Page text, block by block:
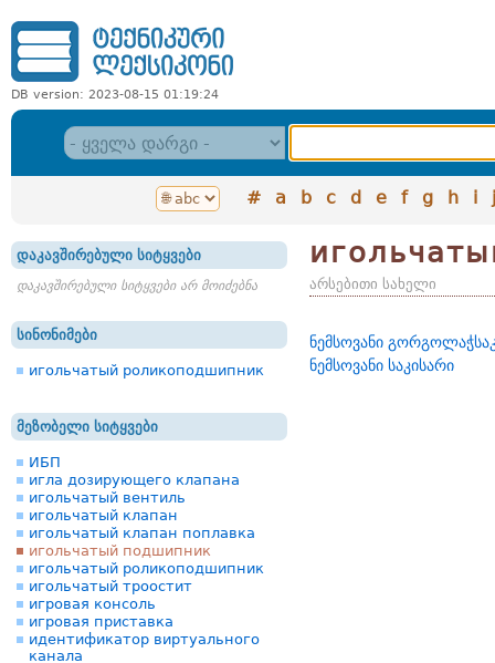
DB version: 2023-08-15 01:19:24
# a b c d e f g h i j
დაკავშირებული სიტყვები
დაკავშირებული სიტყვები არ მოიძებნა
სინონიმები
игольчатый роликоподшипник
მეზობელი სიტყვები
ИБП
игла дозирующего клапана
игольчатый вентиль
игольчатый клапан
игольчатый клапан поплавка
игольчатый подшипник
игольчатый роликоподшипник
игольчатый троостит
игровая консоль
игровая приставка
идентификатор виртуального
канала
არსებითი სახელი
ნემსოვანი
ნემსოვანი საკისარი